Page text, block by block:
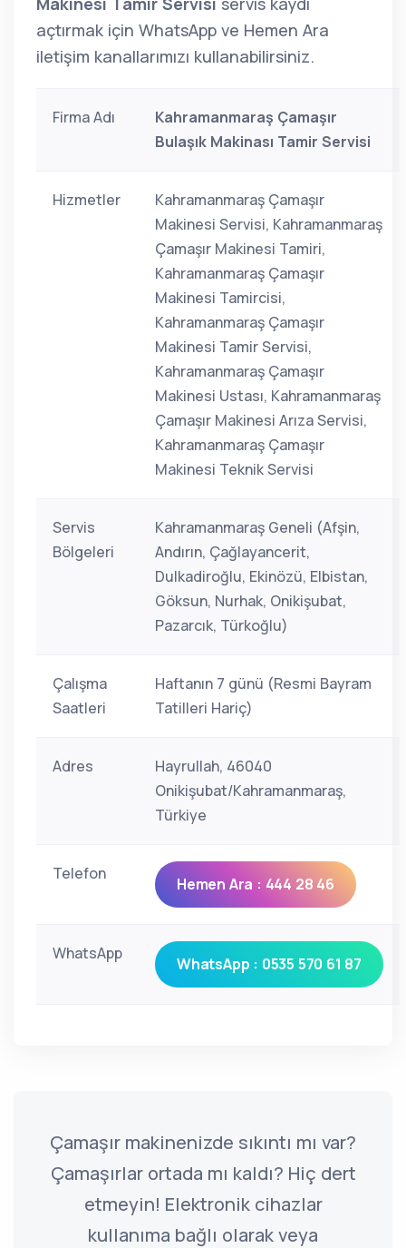
açtırmak için WhatsApp ve Hemen Ara
iletişim kanallarımızı kullanabilirsiniz.
Firma Adı
Kahramanmaraş Çamaşır
Bulaşık Makinası Tamir Servisi
Hizmetler
Kahramanmaraş Çamaşır
Makinesi Servisi, Kahramanmaraş
Çamaşır Makinesi Tamiri,
Kahramanmaraş Çamaşır
Makinesi Tamircisi,
Kahramanmaraş Çamaşır
Makinesi Tamir Servisi,
Kahramanmaraş Çamaşır
Makinesi Ustası, Kahramanmaraş
Çamaşır Makinesi Arıza Servisi,
Kahramanmaraş Çamaşır
Makinesi Teknik Servisi
Servis
Bölgeleri
Kahramanmaraş Geneli (Afşin,
Andırın, Çağlayancerit,
Dulkadiroğlu, Ekinözü, Elbistan,
Göksun, Nurhak, Onikişubat,
Pazarcık, Türkoğlu)
Çalışma
Saatleri
Haftanın 7 günü (Resmi Bayram
Tatilleri Hariç)
Adres
Hayrullah, 46040
Onikişubat/Kahramanmaraş,
Türkiye
Telefon
Hemen Ara : 444 28 46
WhatsApp
WhatsApp : 0535 570 61 87
Çamaşır makinenizde sıkıntı mı var?
Çamaşırlar ortada mı kaldı? Hiç dert
etmeyin! Elektronik cihazlar
kullanıma bağlı olarak veya